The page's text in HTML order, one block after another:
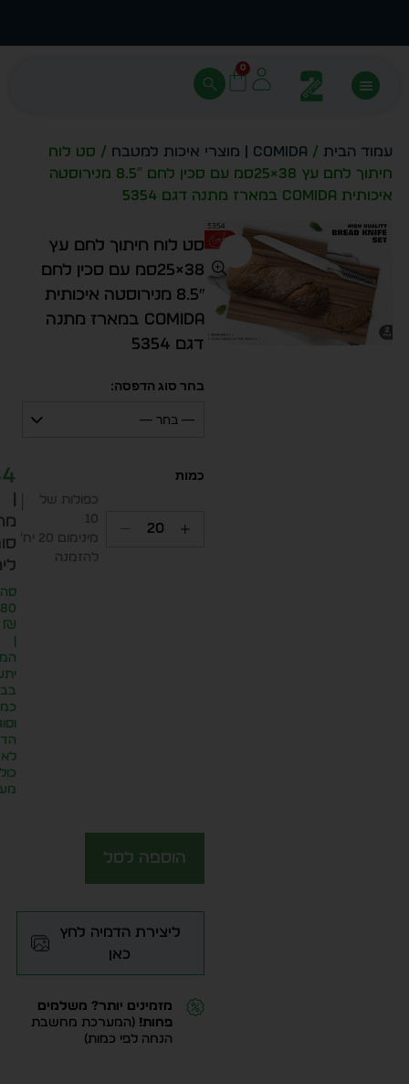
0
עמוד הבית / Comida | מוצרי איכות למטבח
/ סט לוח
חיתוך לחם עץ 38×25סמ עם סכין לחם 8.5″ מנירוסטה
איכותית Comida במארז מתנה דגם 5354
סט לוח חיתוך לחם עץ
38×25סמ עם סכין לחם
8.5″ מנירוסטה איכותית
Comida במארז מתנה
דגם 5354
בחר סוג הדפסה:
— בחר —
כפולות של
10
מינימום 20 יח׳
להזמנה
₪
לא
הוספה לסל
ליצירת הדמיה לחץ
כאן
מזמינים יותר? משלמים
פחות! (המערכת מחשבת
הנחה לפי כמות)